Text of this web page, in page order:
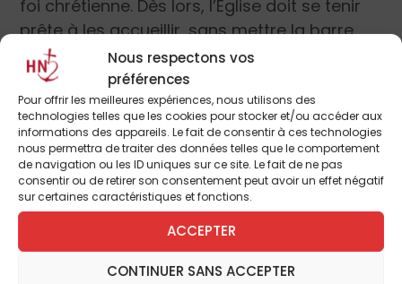
Nous respectons vos
préférences
Pour offrir les meilleures expériences, nous utilisons des
technologies telles que les cookies pour stocker et/ou accéder aux
informations des appareils. Le fait de consentir à ces technologies
nous permettra de traiter des données telles que le comportement
de navigation ou les ID uniques sur ce site. Le fait de ne pas
consentir ou de retirer son consentement peut avoir un effet négatif
sur certaines caractéristiques et fonctions.
ACCEPTER
CONTINUER SANS ACCEPTER
foi chrétienne. Dès lors, l’Église doit se tenir
prête à les accueillir, sans mettre la barre
trop haut, principalement dans le domaine
de la morale sexuelle et familiale, afin de ne
pas les repousser. Or cette analogie ne va
pas de soi et elle soulève plusieurs
questions. Est-il si facile de distinguer un
mauvais libéralisme d’une saine économie
fondée sur le respect des libertés et de la
justice ? Et de là, penser que le premier peut
disparaître afin que la deuxième puisse enfin
prospérer ? Bref, peut-on comparer le